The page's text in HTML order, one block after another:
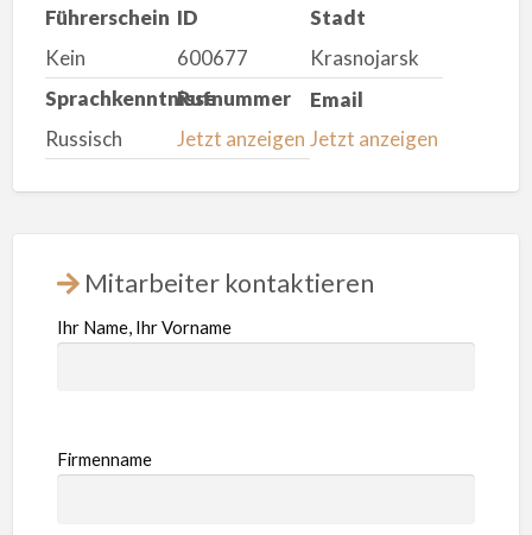
Führerschein
Kein
ID
600677
Stadt
Krasnojarsk
Sprachkenntnisse
Russisch
Rufnummer
Jetzt anzeigen
Email
Jetzt anzeigen
Mitarbeiter kontaktieren
Ihr Name, Ihr Vorname
Firmenname